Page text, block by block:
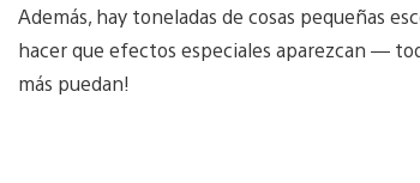
Además, hay toneladas de cosas pequeñas
hacer que efectos especiales aparezcan —
más puedan!